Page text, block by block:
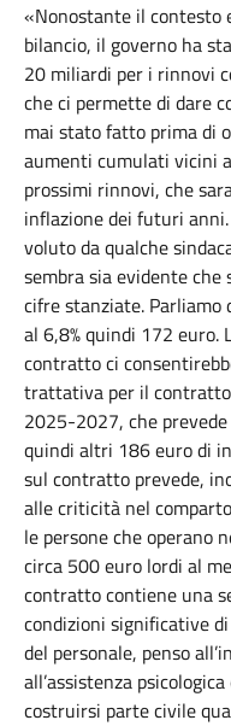
«Nonostante il contesto
bilancio, il governo ha
20 miliardi per i rinnovi
che ci permette di dare
mai stato fatto prima di
aumenti cumulati vicini
prossimi rinnovi, che
inflazione dei futuri
voluto da qualche
sembra sia evidente
cifre stanziate. Parliamo
al 6,8% quindi 172
contratto ci
trattativa per il
2025-2027, che
quindi altri 186 euro di
sul contratto prevede,
alle criticità nel
le persone che operano
circa 500 euro lordi al
contratto contiene una
condizioni significative
del personale, penso
all’assistenza
costruirsi parte civile